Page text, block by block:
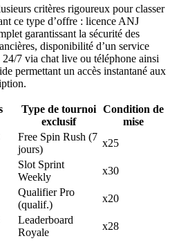
critères rigoureux pour classer
ce type d’offre : licence ANJ
garantissant la sécurité des
disponibilité d’un service
7 via chat live ou téléphone ainsi
permettant un accès instantané aux
Type de tournoi
exclusif
Condition de
mise
Free Spin Rush (7
jours)
x25
Slot Sprint
Weekly
x30
Qualifier Pro
(qualif.)
x20
Leaderboard
Royale
x28